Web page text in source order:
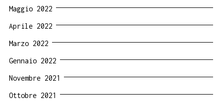
Maggio 2022
Aprile 2022
Marzo 2022
Gennaio 2022
Novembre 2021
Ottobre 2021